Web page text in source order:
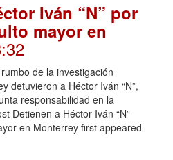
Iván “N” por
mayor en
de la investigación
detuvieron a Héctor Iván “N”,
responsabilidad en la
Detienen a Héctor Iván “N”
en Monterrey first appeared